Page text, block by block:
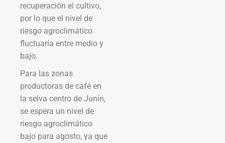
recuperación el cultivo,
por lo que el nivel de
riesgo agroclimático
fluctuaría entre medio y
bajo.
Para las zonas
productoras de café en
la selva centro de Junín,
se espera un nivel de
riesgo agroclimático
bajo para agosto, ya que